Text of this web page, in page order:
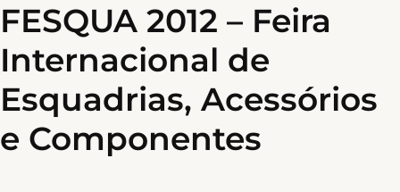
FESQUA 2012 – Feira
Internacional de
Esquadrias, Acessórios
e Componentes